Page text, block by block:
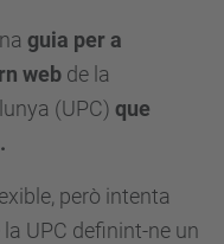
guia per a
web de la
(UPC) que
però intenta
UPC definint-ne un